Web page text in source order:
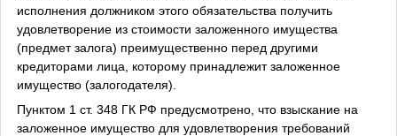
исполнения должником этого обязательства получить
удовлетворение из стоимости заложенного имущества
(предмет залога) преимущественно перед другими
кредиторами лица, которому принадлежит заложенное
имущество (залогодателя).
Пунктом 1 ст. 348 ГК РФ предусмотрено, что взыскание на
заложенное имущество для удовлетворения требований